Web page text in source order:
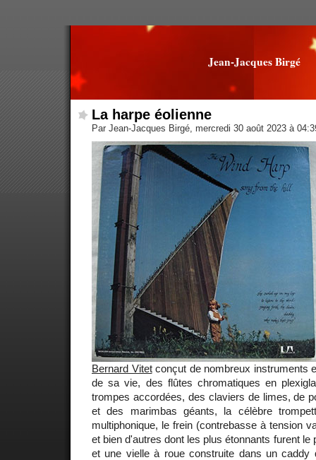
Jean-Jacques Birgé
La harpe éolienne
Par Jean-Jacques Birgé, mercredi 30 août 2023 à
Bernard Vitetconçut de nombreux instruments
de sa vie, des flûtes chromatiques en
trompes accordées, des claviers de limes, de
et des marimbas géants, la célèbre
multiphonique, le frein (contrebasse à tension
et bien d'autres dont les plus étonnants furent le
et une vielle à roue construite dans un caddy